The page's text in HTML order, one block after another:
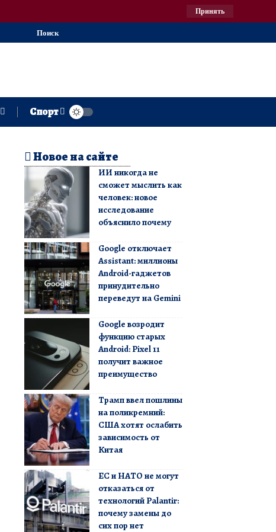
Принять
Поиск
Спорт
Новое на сайте
ИИ никогда не
сможет мыслить как
человек: новое
исследование
объяснило почему
Google отключает
Assistant: миллионы
Android-гаджетов
принудительно
переведут на Gemini
Google возродит
функцию старых
Android: Pixel 11
получит важное
преимущество
Трамп ввел пошлины
на поликремний:
США хотят ослабить
зависимость от
Китая
ЕС и НАТО не могут
отказаться от
технологий Palantir:
почему замены до
сих пор нет